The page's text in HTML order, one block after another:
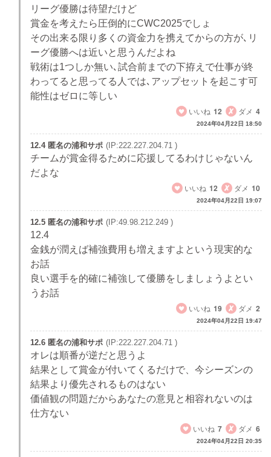
リーグ優勝は待望だけど
賞金を考えたら圧倒的にCWC2025でしょ
その出来る限り多くの資金力を携えてからの方が､リ
ーグ優勝へは近いと思うんだよね
戦術は1つしか無い､試合前までの下拵えで仕事が終
わってると思ってる人では､アップセットを起こす可
能性はゼロに等しい
いいね 12 ダメ 4
2024年04月22日 18:50
12.4 匿名の浦和サポ (IP:222.227.204.71 )
チームが賞金得るために応援してるわけじゃないん
だよな
いいね 12 ダメ 10
2024年04月22日 19:07
12.5 匿名の浦和サポ (IP:49.98.212.249 )
12.4
金銭が潤えば補強費用も増えますよという現実的な
お話
良い選手を的確に補強して優勝をしましょうよとい
うお話
いいね 19 ダメ 2
2024年04月22日 19:47
12.6 匿名の浦和サポ (IP:222.227.204.71 )
オレは順番が逆だと思うよ
結果として賞金が付いてくるだけで、今シーズンの
結果より優先されるものはない
価値観の問題だからあなたの意見と相容れないのは
仕方ない
いいね 7 ダメ 6
2024年04月22日 20:35